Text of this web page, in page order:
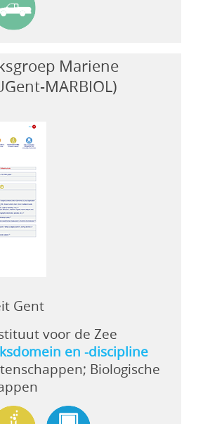
Mariene
MARBIOL)
Gent
voor de Zee
en -discipline
Biologische